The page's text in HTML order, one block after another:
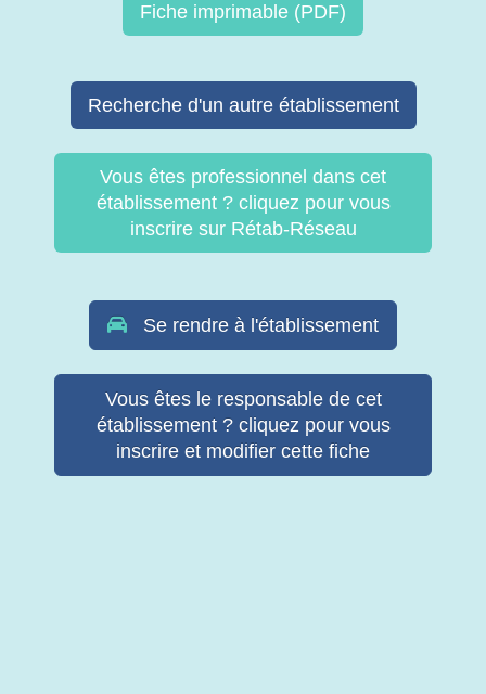
Fiche imprimable (PDF)
Recherche d'un autre établissement
Vous êtes professionnel dans cet
établissement ? cliquez pour vous
inscrire sur Rétab-Réseau
Se rendre à l'établissement
Vous êtes le responsable de cet
établissement ? cliquez pour vous
inscrire et modifier cette fiche